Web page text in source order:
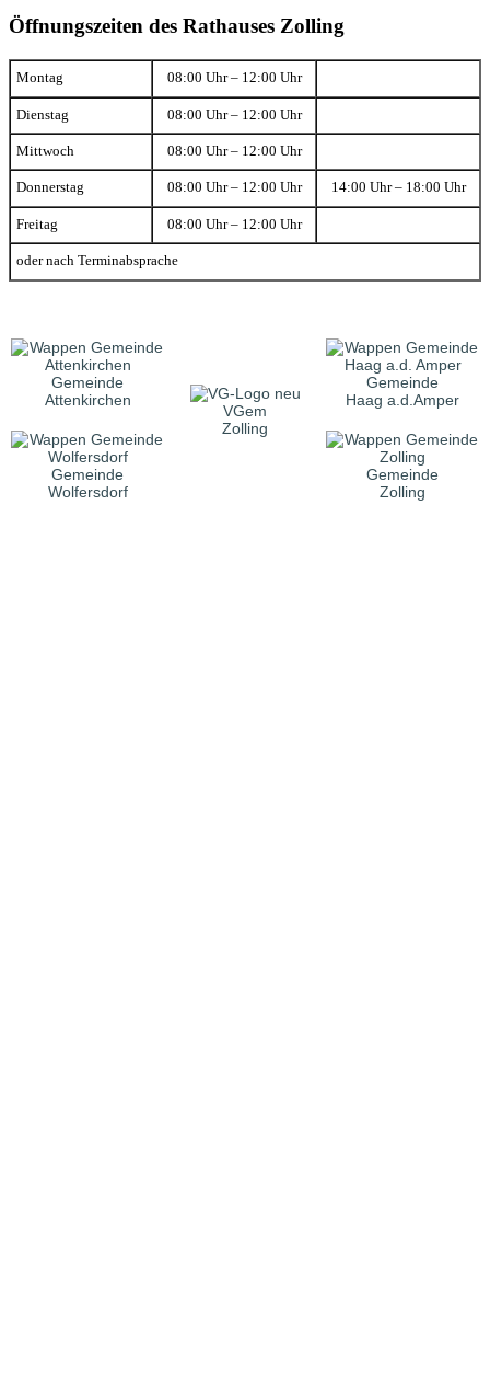
Öffnungszeiten des Rathauses Zolling
Montag 08:00 Uhr – 12:00 Uhr
Dienstag 08:00 Uhr – 12:00 Uhr
Mittwoch 08:00 Uhr – 12:00 Uhr
Donnerstag 08:00 Uhr – 12:00 Uhr 14:00 Uhr – 18:00 Uhr
Freitag 08:00 Uhr – 12:00 Uhr
oder nach Terminabsprache
Gemeinde
Attenkirchen
VGem
Zolling
Gemeinde
Haag a.d.Amper
Gemeinde
Wolfersdorf
Gemeinde
Zolling